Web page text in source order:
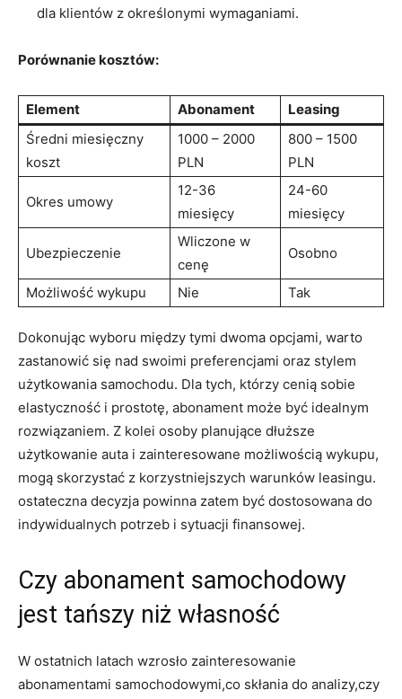
dla ⁢klientów z określonymi wymaganiami.
Porównanie kosztów:
Element Abonament
Leasing
Średni miesięczny
koszt
1000 – 2000⁤
PLN
800 – 1500
PLN
Okres umowy
12-36
⁢miesięcy
24-60​
miesięcy
Ubezpieczenie
Wliczone w
cenę
Osobno
Możliwość​ wykupu Nie Tak
Dokonując wyboru między tymi‍ dwoma opcjami,⁣ warto
zastanowić się nad swoimi‍ preferencjami oraz stylem​
użytkowania ‌samochodu. Dla tych, którzy cenią sobie
elastyczność i prostotę, abonament może być idealnym
rozwiązaniem. ​Z kolei osoby⁣ planujące dłuższe
⁣użytkowanie auta i zainteresowane‍ możliwością wykupu,
mogą skorzystać z korzystniejszych warunków leasingu.
ostateczna decyzja powinna zatem być dostosowana do
indywidualnych potrzeb i‌ sytuacji finansowej.⁣
Czy abonament samochodowy
⁤jest tańszy niż ⁢własność
W ostatnich latach wzrosło zainteresowanie
abonamentami samochodowymi,co⁤ skłania do analizy,czy